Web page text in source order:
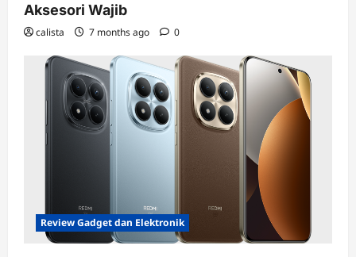
Aksesori Wajib
calista 7 months ago 0
Review Gadget dan Elektronik